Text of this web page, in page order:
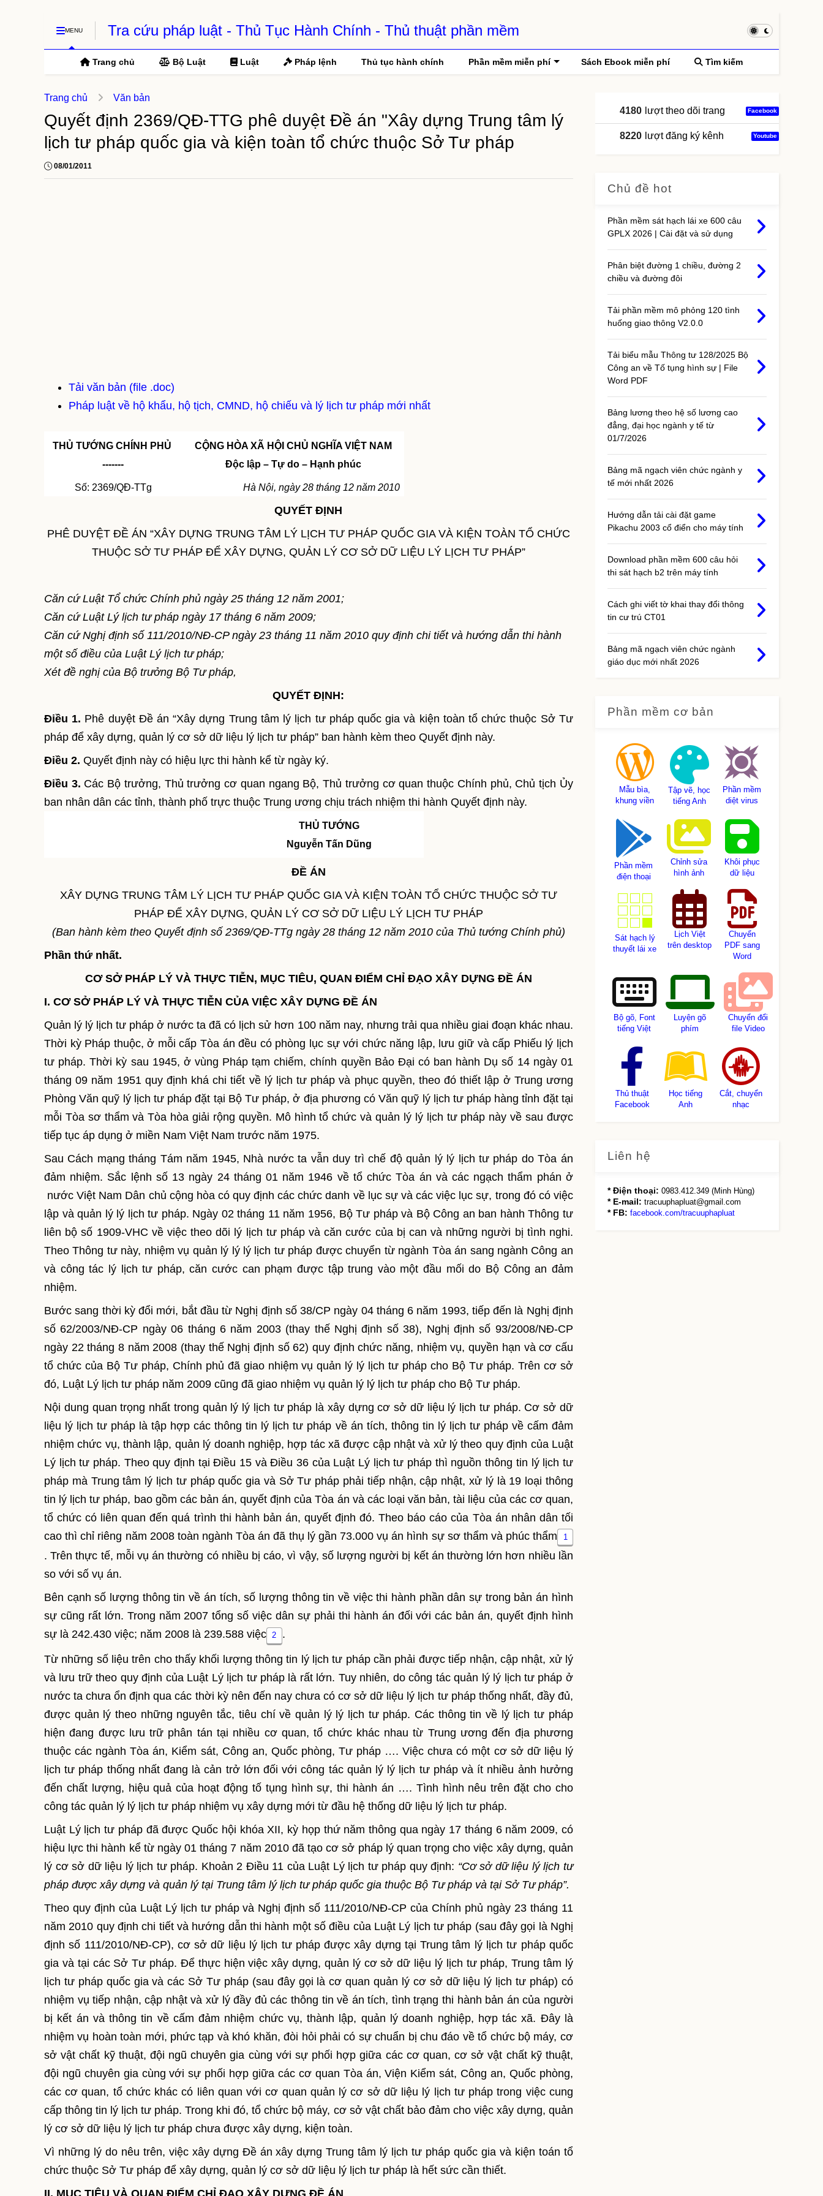
MENU Tra cứu pháp luật - Thủ Tục Hành Chính - Thủ thuật phần mềm
Trang chủ Bộ Luật Luật Pháp lệnh Thủ tục hành chính Phần mềm miễn phí Sách Ebook miễn phí Tìm kiếm
Trang chủ Văn bản
Quyết định 2369/QĐ-TTG phê duyệt Đề án "Xây dựng Trung tâm lý
lịch tư pháp quốc gia và kiện toàn tổ chức thuộc Sở Tư pháp
08/01/2011
Tải văn bản (file .doc)
Pháp luật về hộ khẩu, hộ tịch, CMND, hộ chiếu và lý lịch tư pháp mới nhất
THỦ TƯỚNG CHÍNH PHỦ
-------
CỘNG HÒA XÃ HỘI CHỦ NGHĨA VIỆT NAM
Độc lập – Tự do – Hạnh phúc
Số: 2369/QĐ-TTg Hà Nội, ngày 28 tháng 12 năm 2010
QUYẾT ĐỊNH
PHÊ DUYỆT ĐỀ ÁN “XÂY DỰNG TRUNG TÂM LÝ LỊCH TƯ PHÁP QUỐC GIA VÀ KIỆN TOÀN TỔ CHỨC
THUỘC SỞ TƯ PHÁP ĐỂ XÂY DỰNG, QUẢN LÝ CƠ SỞ DỮ LIỆU LÝ LỊCH TƯ PHÁP”
Căn cứ Luật Tổ chức Chính phủ ngày 25 tháng 12 năm 2001;
Căn cứ Luật Lý lịch tư pháp ngày 17 tháng 6 năm 2009;
Căn cứ Nghị định số 111/2010/NĐ-CP ngày 23 tháng 11 năm 2010 quy định chi tiết và hướng dẫn thi hành
một số điều của Luật Lý lịch tư pháp;
Xét đề nghị của Bộ trưởng Bộ Tư pháp,
QUYẾT ĐỊNH:
Điều 1. Phê duyệt Đề án “Xây dựng Trung tâm lý lịch tư pháp quốc gia và kiện toàn tổ chức thuộc Sở Tư
pháp để xây dựng, quản lý cơ sở dữ liệu lý lịch tư pháp” ban hành kèm theo Quyết định này.
Điều 2. Quyết định này có hiệu lực thi hành kể từ ngày ký.
Điều 3. Các Bộ trưởng, Thủ trưởng cơ quan ngang Bộ, Thủ trưởng cơ quan thuộc Chính phủ, Chủ tịch Ủy
ban nhân dân các tỉnh, thành phố trực thuộc Trung ương chịu trách nhiệm thi hành Quyết định này.
THỦ TƯỚNG
Nguyễn Tấn Dũng
ĐỀ ÁN
XÂY DỰNG TRUNG TÂM LÝ LỊCH TƯ PHÁP QUỐC GIA VÀ KIỆN TOÀN TỔ CHỨC THUỘC SỞ TƯ
PHÁP ĐỂ XÂY DỰNG, QUẢN LÝ CƠ SỞ DỮ LIỆU LÝ LỊCH TƯ PHÁP
(Ban hành kèm theo Quyết định số 2369/QĐ-TTg ngày 28 tháng 12 năm 2010 của Thủ tướng Chính phủ)
Phần thứ nhất.
CƠ SỞ PHÁP LÝ VÀ THỰC TIỄN, MỤC TIÊU, QUAN ĐIỂM CHỈ ĐẠO XÂY DỰNG ĐỀ ÁN
I. CƠ SỞ PHÁP LÝ VÀ THỰC TIỄN CỦA VIỆC XÂY DỰNG ĐỀ ÁN
Quản lý lý lịch tư pháp ở nước ta đã có lịch sử hơn 100 năm nay, nhưng trải qua nhiều giai đoạn khác nhau.
Thời kỳ Pháp thuộc, ở mỗi cấp Tòa án đều có phòng lục sự với chức năng lập, lưu giữ và cấp Phiếu lý lịch
tư pháp. Thời kỳ sau 1945, ở vùng Pháp tạm chiếm, chính quyền Bảo Đại có ban hành Dụ số 14 ngày 01
tháng 09 năm 1951 quy định khá chi tiết về lý lịch tư pháp và phục quyền, theo đó thiết lập ở Trung ương
Phòng Văn quỹ lý lịch tư pháp đặt tại Bộ Tư pháp, ở địa phương có Văn quỹ lý lịch tư pháp hàng tỉnh đặt tại
mỗi Tòa sơ thẩm và Tòa hòa giải rộng quyền. Mô hình tổ chức và quản lý lý lịch tư pháp này về sau được
tiếp tục áp dụng ở miền Nam Việt Nam trước năm 1975.
Sau Cách mạng tháng Tám năm 1945, Nhà nước ta vẫn duy trì chế độ quản lý lý lịch tư pháp do Tòa án
đảm nhiệm. Sắc lệnh số 13 ngày 24 tháng 01 năm 1946 về tổ chức Tòa án và các ngạch thẩm phán ở
nước Việt Nam Dân chủ cộng hòa có quy định các chức danh về lục sự và các việc lục sự, trong đó có việc
lập và quản lý lý lịch tư pháp. Ngày 02 tháng 11 năm 1956, Bộ Tư pháp và Bộ Công an ban hành Thông tư
liên bộ số 1909-VHC về việc theo dõi lý lịch tư pháp và căn cước của bị can và những người bị tình nghi.
Theo Thông tư này, nhiệm vụ quản lý lý lý lịch tư pháp được chuyển từ ngành Tòa án sang ngành Công an
và công tác lý lịch tư pháp, căn cước can phạm được tập trung vào một đầu mối do Bộ Công an đảm
nhiệm.
Bước sang thời kỳ đổi mới, bắt đầu từ Nghị định số 38/CP ngày 04 tháng 6 năm 1993, tiếp đến là Nghị định
số 62/2003/NĐ-CP ngày 06 tháng 6 năm 2003 (thay thế Nghị định số 38), Nghị định số 93/2008/NĐ-CP
ngày 22 tháng 8 năm 2008 (thay thế Nghị định số 62) quy định chức năng, nhiệm vụ, quyền hạn và cơ cấu
tổ chức của Bộ Tư pháp, Chính phủ đã giao nhiệm vụ quản lý lý lịch tư pháp cho Bộ Tư pháp. Trên cơ sở
đó, Luật Lý lịch tư pháp năm 2009 cũng đã giao nhiệm vụ quản lý lý lịch tư pháp cho Bộ Tư pháp.
Nội dung quan trọng nhất trong quản lý lý lịch tư pháp là xây dựng cơ sở dữ liệu lý lịch tư pháp. Cơ sở dữ
liệu lý lịch tư pháp là tập hợp các thông tin lý lịch tư pháp về án tích, thông tin lý lịch tư pháp về cấm đảm
nhiệm chức vụ, thành lập, quản lý doanh nghiệp, hợp tác xã được cập nhật và xử lý theo quy định của Luật
Lý lịch tư pháp. Theo quy định tại Điều 15 và Điều 36 của Luật Lý lịch tư pháp thì nguồn thông tin lý lịch tư
pháp mà Trung tâm lý lịch tư pháp quốc gia và Sở Tư pháp phải tiếp nhận, cập nhật, xử lý là 19 loại thông
tin lý lịch tư pháp, bao gồm các bản án, quyết định của Tòa án và các loại văn bản, tài liệu của các cơ quan,
tổ chức có liên quan đến quá trình thi hành bản án, quyết định đó. Theo báo cáo của Tòa án nhân dân tối
cao thì chỉ riêng năm 2008 toàn ngành Tòa án đã thụ lý gần 73.000 vụ án hình sự sơ thẩm và phúc thẩm
1
. Trên thực tế, mỗi vụ án thường có nhiều bị cáo, vì vậy, số lượng người bị kết án thường lớn hơn nhiều lần
so với số vụ án.
Bên cạnh số lượng thông tin về án tích, số lượng thông tin về việc thi hành phần dân sự trong bản án hình
sự cũng rất lớn. Trong năm 2007 tổng số việc dân sự phải thi hành án đối với các bản án, quyết định hình
sự là 242.430 việc; năm 2008 là 239.588 việc
2 .
Từ những số liệu trên cho thấy khối lượng thông tin lý lịch tư pháp cần phải được tiếp nhận, cập nhật, xử lý
và lưu trữ theo quy định của Luật Lý lịch tư pháp là rất lớn. Tuy nhiên, do công tác quản lý lý lịch tư pháp ở
nước ta chưa ổn định qua các thời kỳ nên đến nay chưa có cơ sở dữ liệu lý lịch tư pháp thống nhất, đầy đủ,
được quản lý theo những nguyên tắc, tiêu chí về quản lý lý lịch tư pháp. Các thông tin về lý lịch tư pháp
hiện đang được lưu trữ phân tán tại nhiều cơ quan, tổ chức khác nhau từ Trung ương đến địa phương
thuộc các ngành Tòa án, Kiểm sát, Công an, Quốc phòng, Tư pháp …. Việc chưa có một cơ sở dữ liệu lý
lịch tư pháp thống nhất đang là cản trở lớn đối với công tác quản lý lý lịch tư pháp và ít nhiều ảnh hưởng
đến chất lượng, hiệu quả của hoạt động tố tụng hình sự, thi hành án …. Tình hình nêu trên đặt cho cho
công tác quản lý lý lịch tư pháp nhiệm vụ xây dựng mới từ đầu hệ thống dữ liệu lý lịch tư pháp.
Luật Lý lịch tư pháp đã được Quốc hội khóa XII, kỳ họp thứ năm thông qua ngày 17 tháng 6 năm 2009, có
hiệu lực thi hành kể từ ngày 01 tháng 7 năm 2010 đã tạo cơ sở pháp lý quan trọng cho việc xây dựng, quản
lý cơ sở dữ liệu lý lịch tư pháp. Khoản 2 Điều 11 của Luật Lý lịch tư pháp quy định: “Cơ sở dữ liệu lý lịch tư
pháp được xây dựng và quản lý tại Trung tâm lý lịch tư pháp quốc gia thuộc Bộ Tư pháp và tại Sở Tư pháp”.
Theo quy định của Luật Lý lịch tư pháp và Nghị định số 111/2010/NĐ-CP của Chính phủ ngày 23 tháng 11
năm 2010 quy định chi tiết và hướng dẫn thi hành một số điều của Luật Lý lịch tư pháp (sau đây gọi là Nghị
định số 111/2010/NĐ-CP), cơ sở dữ liệu lý lịch tư pháp được xây dựng tại Trung tâm lý lịch tư pháp quốc
gia và tại các Sở Tư pháp. Để thực hiện việc xây dựng, quản lý cơ sở dữ liệu lý lịch tư pháp, Trung tâm lý
lịch tư pháp quốc gia và các Sở Tư pháp (sau đây gọi là cơ quan quản lý cơ sở dữ liệu lý lịch tư pháp) có
nhiệm vụ tiếp nhận, cập nhật và xử lý đầy đủ các thông tin về án tích, tình trạng thi hành bản án của người
bị kết án và thông tin về cấm đảm nhiệm chức vụ, thành lập, quản lý doanh nghiệp, hợp tác xã. Đây là
nhiệm vụ hoàn toàn mới, phức tạp và khó khăn, đòi hỏi phải có sự chuẩn bị chu đáo về tổ chức bộ máy, cơ
sở vật chất kỹ thuật, đội ngũ chuyên gia cùng với sự phối hợp giữa các cơ quan, cơ sở vật chất kỹ thuật,
đội ngũ chuyên gia cùng với sự phối hợp giữa các cơ quan Tòa án, Viện Kiểm sát, Công an, Quốc phòng,
các cơ quan, tổ chức khác có liên quan với cơ quan quản lý cơ sở dữ liệu lý lịch tư pháp trong việc cung
cấp thông tin lý lịch tư pháp. Trong khi đó, tổ chức bộ máy, cơ sở vật chất bảo đảm cho việc xây dựng, quản
lý cơ sở dữ liệu lý lịch tư pháp chưa được xây dựng, kiện toàn.
Vì những lý do nêu trên, việc xây dựng Đề án xây dựng Trung tâm lý lịch tư pháp quốc gia và kiện toán tổ
chức thuộc Sở Tư pháp để xây dựng, quản lý cơ sở dữ liệu lý lịch tư pháp là hết sức cần thiết.
II. MỤC TIÊU VÀ QUAN ĐIỂM CHỈ ĐẠO XÂY DỰNG ĐỀ ÁN
4180 lượt theo dõi trang Facebook
8220 lượt đăng ký kênh Youtube
Chủ đề hot
Phần mềm sát hạch lái xe 600 câu
GPLX 2026 | Cài đặt và sử dụng
Phân biệt đường 1 chiều, đường 2
chiều và đường đôi
Tải phần mềm mô phỏng 120 tình
huống giao thông V2.0.0
Tải biểu mẫu Thông tư 128/2025 Bộ
Công an về Tố tụng hình sự | File
Word PDF
Bảng lương theo hệ số lương cao
đẳng, đại học ngành y tế từ
01/7/2026
Bảng mã ngạch viên chức ngành y
tế mới nhất 2026
Hướng dẫn tải cài đặt game
Pikachu 2003 cổ điển cho máy tính
Download phần mềm 600 câu hỏi
thi sát hạch b2 trên máy tính
Cách ghi viết tờ khai thay đổi thông
tin cư trú CT01
Bảng mã ngạch viên chức ngành
giáo dục mới nhất 2026
Phần mềm cơ bản
Mẫu bìa,
khung viền
Tập vẽ, học
tiếng Anh
Phần mềm
diệt virus
Phần mềm
điện thoại
Chỉnh sửa
hình ảnh
Khôi phục
dữ liệu
Sát hạch lý
thuyết lái xe
Lịch Việt
trên desktop
Chuyển
PDF sang
Word
Bộ gõ, Font
tiếng Việt
Luyện gõ
phím
Chuyển đổi
file Video
Thủ thuật
Facebook
Học tiếng
Anh
Cắt, chuyển
nhạc
Liên hệ
* Điện thoại: 0983.412.349 (Minh Hùng)
* E-mail: tracuuphapluat@gmail.com
* FB: facebook.com/tracuuphapluat